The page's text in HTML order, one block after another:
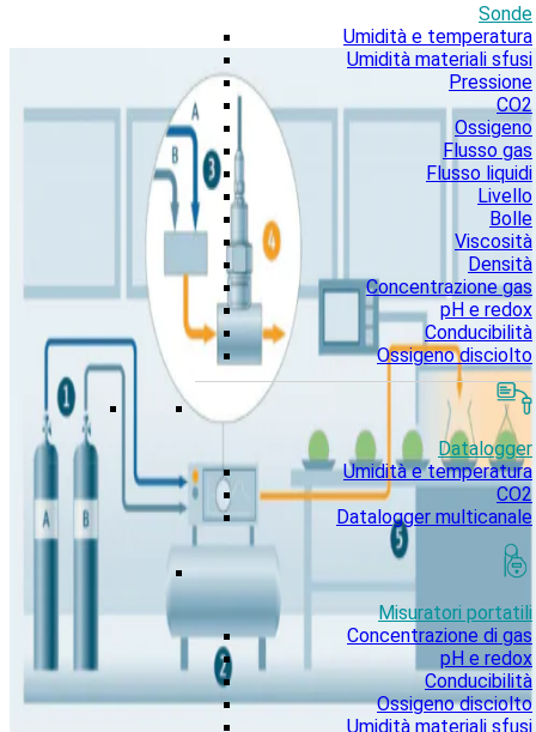
Sonde
Umidità e temperatura
Umidità materiali sfusi
Pressione
CO2
Ossigeno
Flusso gas
Flusso liquidi
Livello
Bolle
Viscosità
Densità
Concentrazione gas
pH e redox
Conducibilità
Ossigeno disciolto
Datalogger
Umidità e temperatura
CO2
Datalogger multicanale
Misuratori portatili
Concentrazione di gas
pH e redox
Conducibilità
Ossigeno disciolto
Umidità materiali sfusi